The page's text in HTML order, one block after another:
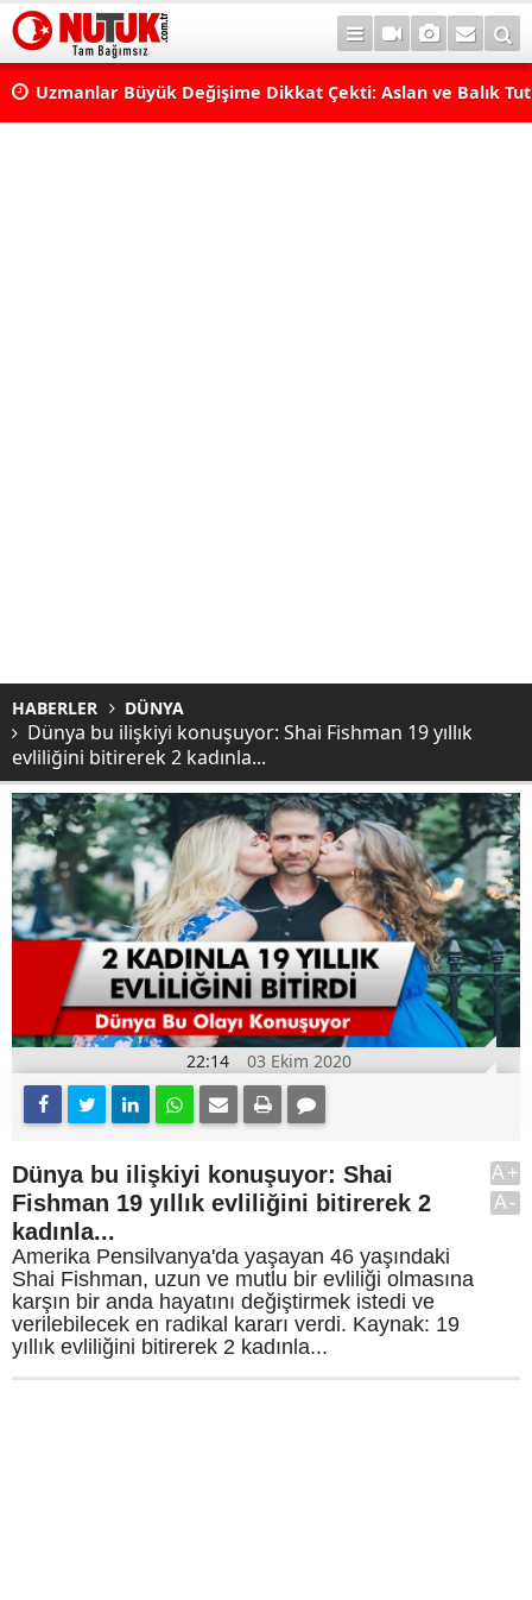
Uzmanlar Büyük Değişime Dikkat Çekti: Aslan ve Balık
HABERLER DÜNYA
Dünya bu ilişkiyi konuşuyor: Shai Fishman 19 yıllık
evliliğini bitirerek 2 kadınla...
22:14 03 Ekim 2020
Dünya bu ilişkiyi konuşuyor: Shai
Fishman 19 yıllık evliliğini bitirerek 2
kadınla...
Amerika Pensilvanya'da yaşayan 46 yaşındaki
Shai Fishman, uzun ve mutlu bir evliliği olmasına
karşın bir anda hayatını değiştirmek istedi ve
verilebilecek en radikal kararı verdi. Kaynak: 19
yıllık evliliğini bitirerek 2 kadınla...
A+
A-